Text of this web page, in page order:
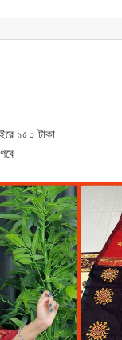
১৫০ টাকা